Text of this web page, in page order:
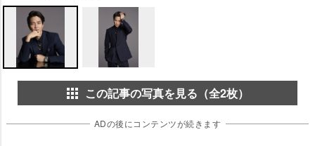
この記事の写真を見る（全2枚）
ADの後にコンテンツが続きます